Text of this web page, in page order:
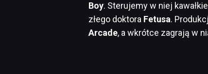
Boy. Sterujemy w niej
złego doktora Fetusa.
Arcade, a wkrótce zagrają w